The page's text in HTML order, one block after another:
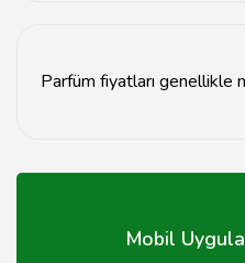
Parfüm fiyatları genellikle
göre değişiklik
Mobil